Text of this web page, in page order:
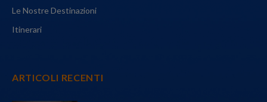
Le Nostre Destinazioni
Itinerari
ARTICOLI RECENTI